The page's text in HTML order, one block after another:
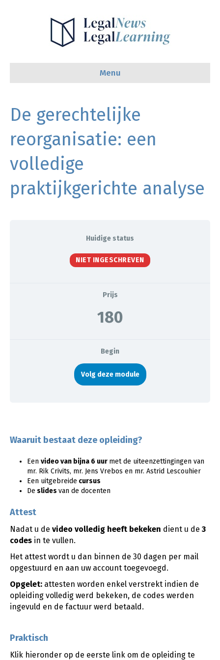
Menu
De gerechtelijke
reorganisatie: een
volledige
praktijkgerichte analyse
Huidige status
NIET INGESCHREVEN
Prijs
180
Begin
Volg deze module
Waaruit bestaat deze opleiding?
Een video van bijna 6 uur met de uiteenzettingingen van
mr. Rik Crivits, mr. Jens Vrebos en mr. Astrid Lescouhier
Een uitgebreide cursus
De slides van de docenten
Attest
Nadat u de video volledig heeft bekeken dient u de 3
codes in te vullen.
Het attest wordt u dan binnen de 30 dagen per mail
opgestuurd en aan uw account toegevoegd.
Opgelet: attesten worden enkel verstrekt indien de
opleiding volledig werd bekeken, de codes werden
ingevuld en de factuur werd betaald.
Praktisch
Klik hieronder op de eerste link om de opleiding te